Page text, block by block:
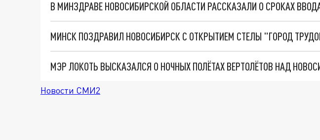
МИНСК ПОЗДРАВИЛ НОВОСИБИРСК С ОТКРЫТИЕМ СТЕЛЫ "ГОРОД
МЭР ЛОКОТЬ ВЫСКАЗАЛСЯ О НОЧНЫХ ПОЛЁТАХ ВЕРТОЛЁТОВ НАД
Новости СМИ2